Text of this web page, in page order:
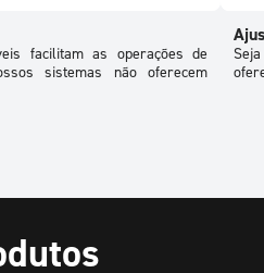
facilitam as operações de
sistemas não oferecem